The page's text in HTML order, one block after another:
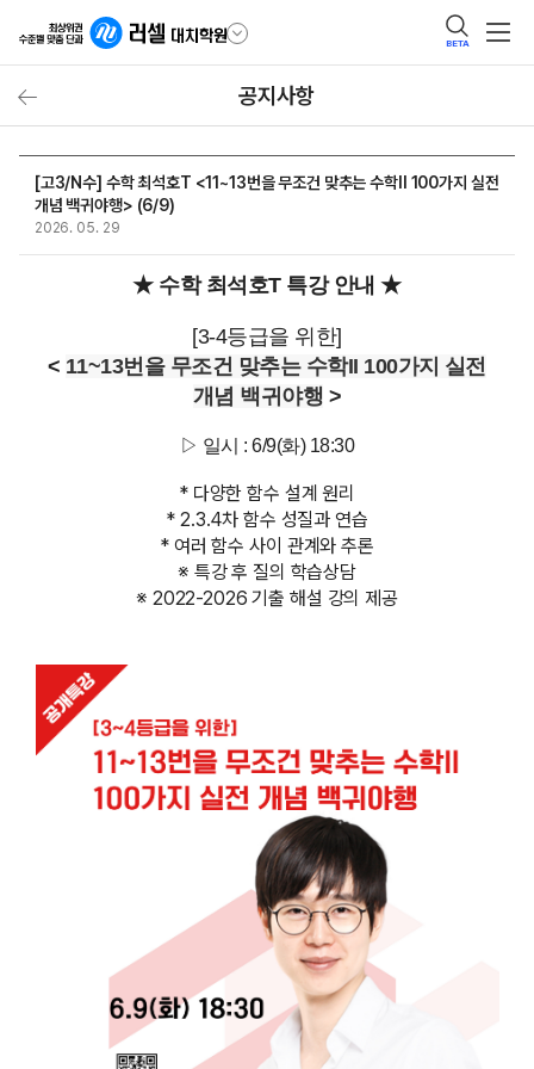
BETA
공지사항
[고3/N수] 수학 최석호T <11~13번을 무조건 맞추는 수학II 100가지 실전
개념 백귀야행> (6/9)
2026. 05. 29
★ 수학 최석호T 특강 안내 ★
[3-4등급을 위한]
< 11~13번을 무조건 맞추는 수학II 100가지 실전
개념 백귀야행 >
▷ 일시 : 6/9(화) 18:30
* 다양한 함수 설계 원리
* 2.3.4차 함수 성질과 연습
* 여러 함수 사이 관계와 추론
※ 특강 후 질의 학습상담
※ 2022-2026 기출 해설 강의 제공